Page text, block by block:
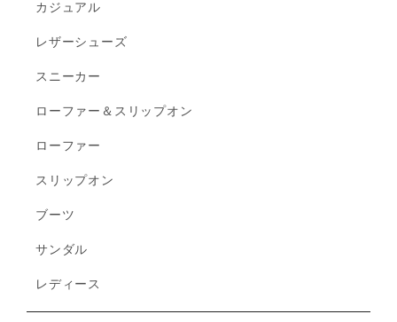
カジュアル
レザーシューズ
スニーカー
ローファー＆スリップオン
ローファー
スリップオン
ブーツ
サンダル
レディース